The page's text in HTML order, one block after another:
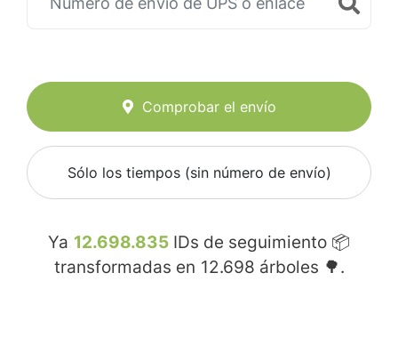
Comprobar el envío
Sólo los tiempos (sin número de envío)
Ya 12.698.835 IDs de seguimiento 📦
transformadas en 12.698 árboles 🌳.